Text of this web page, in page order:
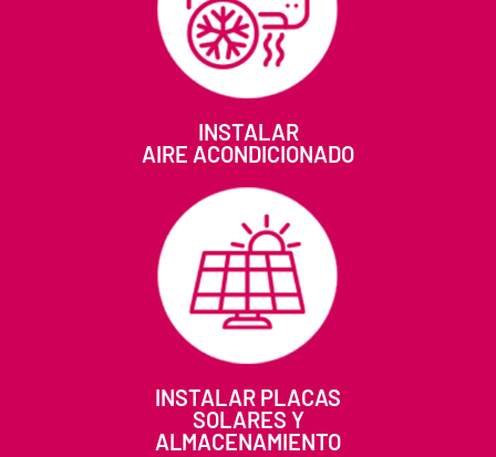
INSTALAR
AIRE ACONDICIONADO
INSTALAR PLACAS
SOLARES Y
ALMACENAMIENTO